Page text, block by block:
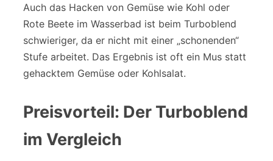
Auch das Hacken von Gemüse wie Kohl oder
Rote Beete im Wasserbad ist beim Turboblend
schwieriger, da er nicht mit einer „schonenden“
Stufe arbeitet. Das Ergebnis ist oft ein Mus statt
gehacktem Gemüse oder Kohlsalat.
Preisvorteil: Der Turboblend
im Vergleich